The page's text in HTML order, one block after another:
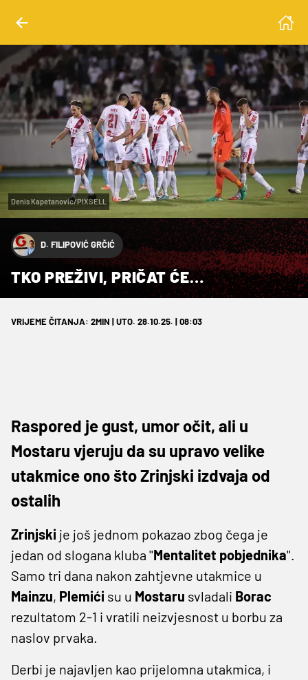
Denis Kapetanovic/PIXSELL
D. FILIPOVIĆ GRČIĆ
TKO PREŽIVI, PRIČAT ĆE…
VRIJEME ČITANJA: 2MIN | UTO. 28.10.25. | 08:03
Raspored je gust, umor očit, ali u
Mostaru vjeruju da su upravo velike
utakmice ono što Zrinjski izdvaja od
ostalih
Zrinjski je još jednom pokazao zbog čega je
jedan od slogana kluba ''Mentalitet pobjednika''.
Samo tri dana nakon zahtjevne utakmice u
Mainzu, Plemići su u Mostaru svladali Borac
rezultatom 2-1 i vratili neizvjesnost u borbu za
naslov prvaka.
Derbi je najavljen kao prijelomna utakmica, i